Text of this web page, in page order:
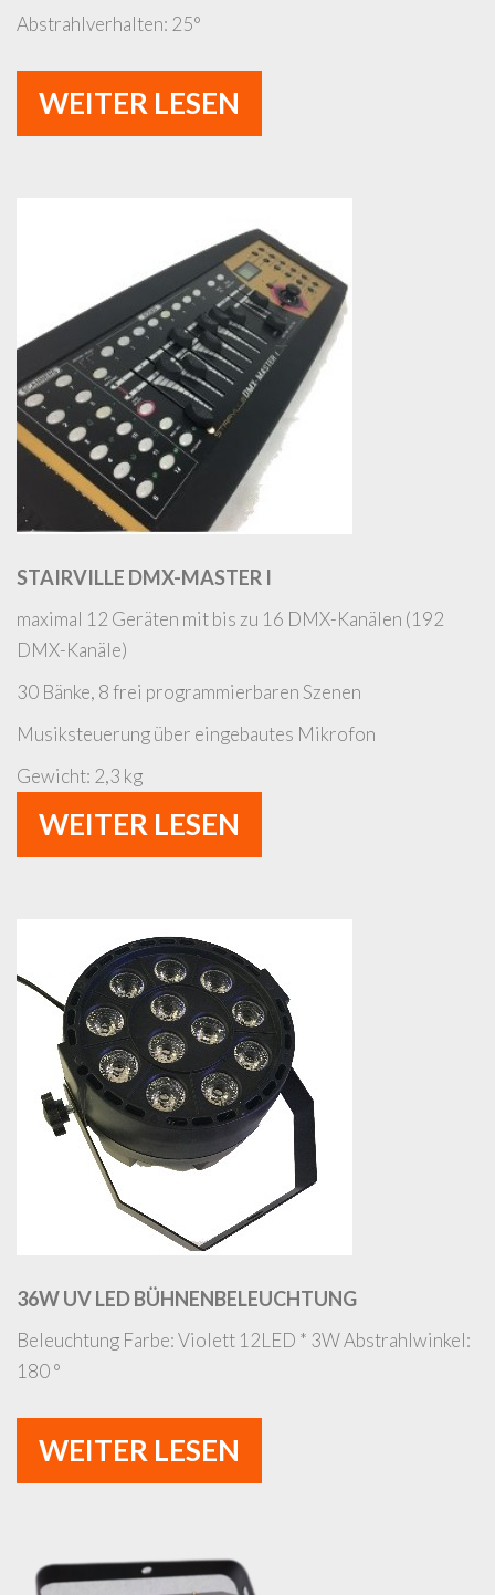
Abstrahlverhalten: 25°
WEITER LESEN
STAIRVILLE DMX-MASTER I
maximal 12 Geräten mit bis zu 16 DMX-Kanälen (192
DMX-Kanäle)
30 Bänke, 8 frei programmierbaren Szenen
Musiksteuerung über eingebautes Mikrofon
Gewicht: 2,3 kg
WEITER LESEN
36W UV LED BÜHNENBELEUCHTUNG
Beleuchtung Farbe: Violett 12LED * 3W Abstrahlwinkel:
180 °
WEITER LESEN